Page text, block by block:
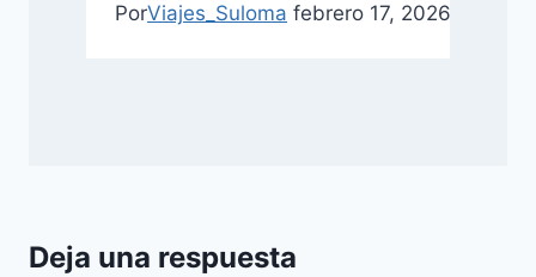
PorViajes_Suloma febrero 17, 2026
Deja una respuesta